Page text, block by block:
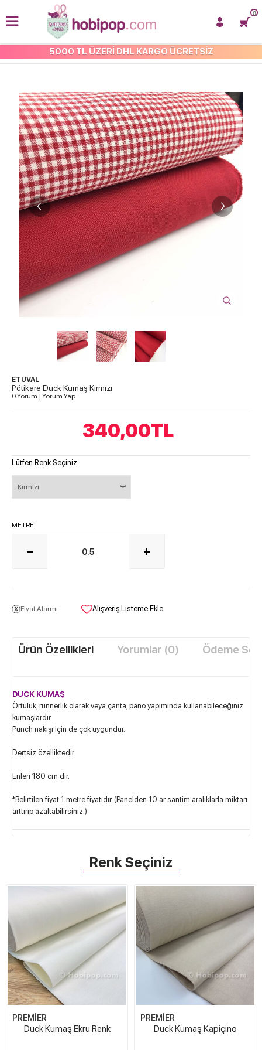
5000 TL ÜZERİ DHL KARGO ÜCRETSİZ
0
DUCK KUMAŞ VE HAM BEZLER
ETUVAL
Pötikare Duck Kumaş Kırmızı
0 Yorum | Yorum Yap
340,00TL
Lütfen Renk Seçiniz
METRE
Fiyat Alarmı Alışveriş Listeme Ekle
Ürün Özellikleri Yorumlar (0) Ödeme
DUCK KUMAŞ
Örtülük, runnerlık olarak veya çanta, pano yapımında kullanabileceğiniz
kumaşlardır.
Punch nakışı için de çok uygundur.
Dertsiz özelliktedir.
Enleri 180 cm dir.
*Belirtilen fiyat 1 metre fiyatıdır. (Panelden 10 ar santim aralıklarla miktarı
arttırıp azaltabilirsiniz.)
Renk Seçiniz
PREMİER
Duck Kumaş Ekru Renk
PREMİER
Duck Kumaş Kapiçino